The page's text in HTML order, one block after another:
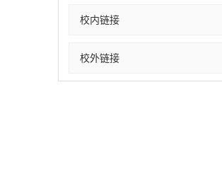
校内链接
校外链接